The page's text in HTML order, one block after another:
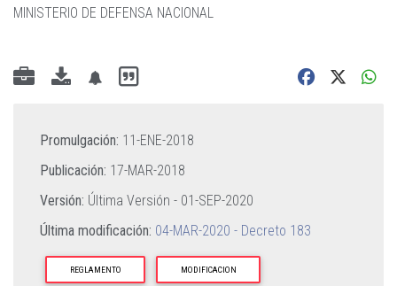
MINISTERIO DE DEFENSA NACIONAL
Promulgación: 11-ENE-2018
Publicación: 17-MAR-2018
Versión: Última Versión - 01-SEP-2020
Última modificación: 04-MAR-2020 - Decreto 183
REGLAMENTO MODIFICACION